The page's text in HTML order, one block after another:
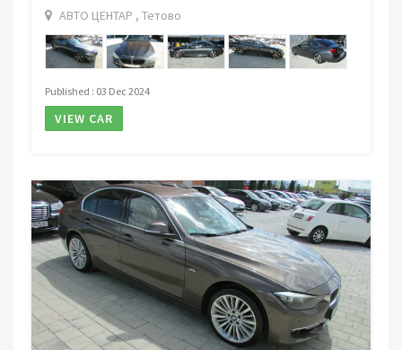
АВТО ЦЕНТАР , Тетово
Published : 03 Dec 2024
VIEW CAR